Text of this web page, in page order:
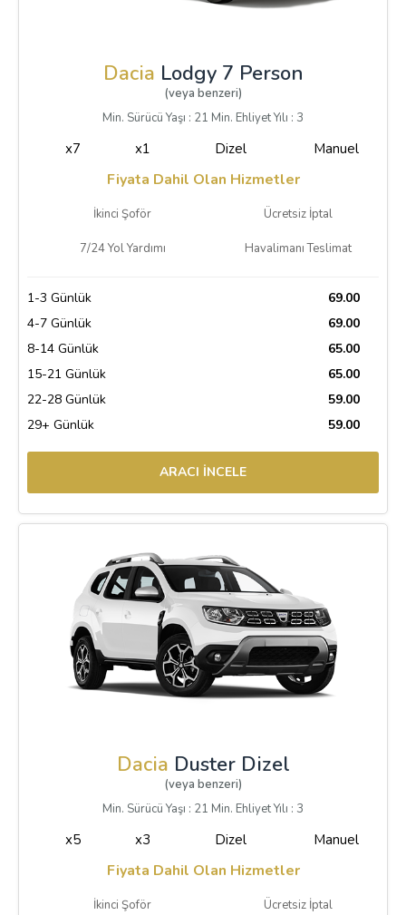
Dacia Lodgy 7 Person
(veya benzeri)
Min. Sürücü Yaşı : 21 Min. Ehliyet Yılı : 3
x7 x1 Dizel Manuel
Fiyata Dahil Olan Hizmetler
İkinci Şoför Ücretsiz İptal
7/24 Yol Yardımı Havalimanı Teslimat
1-3 Günlük
69.00
4-7 Günlük
69.00
8-14 Günlük
65.00
15-21 Günlük
65.00
22-28 Günlük
59.00
29+ Günlük
59.00
ARACI İNCELE
Dacia Duster Dizel
(veya benzeri)
Min. Sürücü Yaşı : 21 Min. Ehliyet Yılı : 3
x5 x3 Dizel Manuel
Fiyata Dahil Olan Hizmetler
İkinci Şoför Ücretsiz İptal